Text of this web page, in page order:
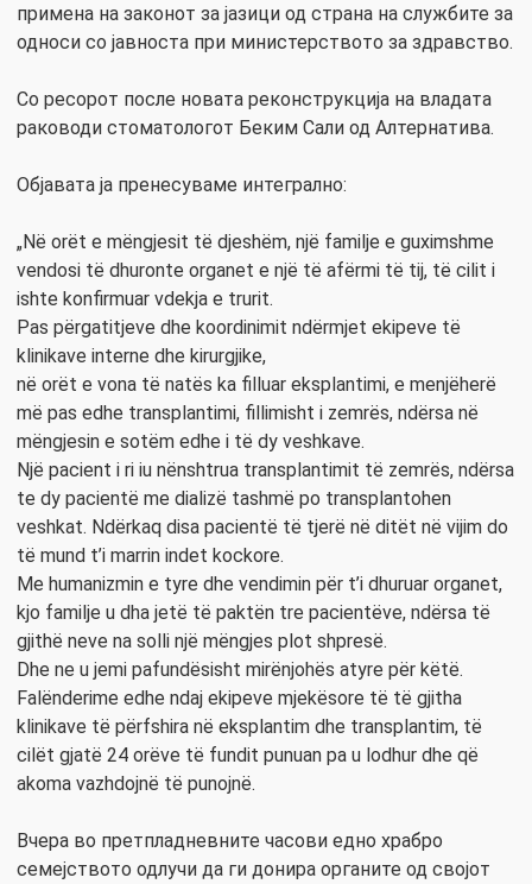
примена на законот за јазици од страна на службите за
односи со јавноста при министерството за здравство.
Со ресорот после новата реконструкција на владата
раководи стоматологот Беким Сали од Алтернатива.
Објавата ја пренесуваме интегрално:
„Në orët e mëngjesit të djeshëm, një familje e guximshme
vendosi të dhuronte organet e një të afërmi të tij, të cilit i
ishte konfirmuar vdekja e trurit.
Pas përgatitjeve dhe koordinimit ndërmjet ekipeve të
klinikave interne dhe kirurgjike,
në orët e vona të natës ka filluar eksplantimi, e menjëherë
më pas edhe transplantimi, fillimisht i zemrës, ndërsa në
mëngjesin e sotëm edhe i të dy veshkave.
Një pacient i ri iu nënshtrua transplantimit të zemrës, ndërsa
te dy pacientë me dializë tashmë po transplantohen
veshkat. Ndërkaq disa pacientë të tjerë në ditët në vijim do
të mund t’i marrin indet kockore.
Me humanizmin e tyre dhe vendimin për t’i dhuruar organet,
kjo familje u dha jetë të paktën tre pacientëve, ndërsa të
gjithë neve na solli një mëngjes plot shpresë.
Dhe ne u jemi pafundësisht mirënjohës atyre për këtë.
Falënderime edhe ndaj ekipeve mjekësore të të gjitha
klinikave të përfshira në eksplantim dhe transplantim, të
cilët gjatë 24 orëve të fundit punuan pa u lodhur dhe që
akoma vazhdojnë të punojnë.
Вчера во претпладневните часови едно храбро
семејството одлучи да ги донира органите од својот